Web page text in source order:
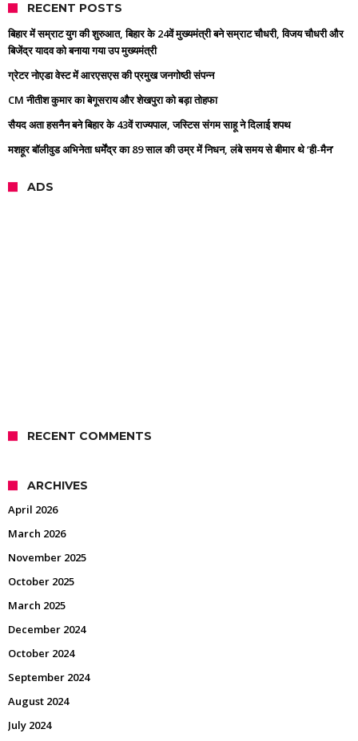
RECENT POSTS
बिहार में सम्राट युग की शुरुआत, बिहार के 24वें मुख्यमंत्री बने सम्राट चौधरी, विजय चौधरी और
बिजेंद्र यादव को बनाया गया उप मुख्यमंत्री
ग्रेटर नोएडा वेस्ट में आरएसएस की प्रमुख जनगोष्ठी संपन्न
CM नीतीश कुमार का बेगूसराय और शेखपुरा को बड़ा तोहफा
सैयद अता हसनैन बने बिहार के 43वें राज्यपाल, जस्टिस संगम साहू ने दिलाई शपथ
मशहूर बॉलीवुड अभिनेता धर्मेंद्र का 89 साल की उम्र में निधन, लंबे समय से बीमार थे ‘ही-मैन’
ADS
RECENT COMMENTS
ARCHIVES
April 2026
March 2026
November 2025
October 2025
March 2025
December 2024
October 2024
September 2024
August 2024
July 2024